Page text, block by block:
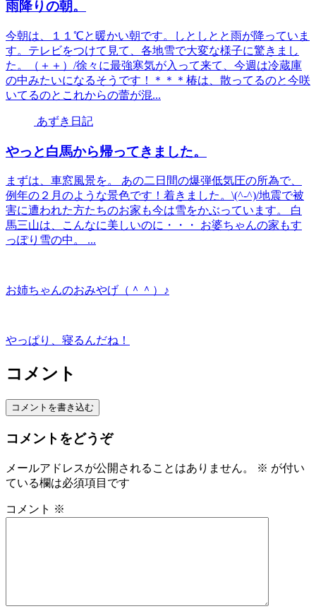
雨降りの朝。
今朝は、１１℃と暖かい朝です。しとしとと雨が降っていま
す。テレビをつけて見て、各地雪で大変な様子に驚きまし
た。（＋＋）/徐々に最強寒気が入って来て、今週は冷蔵庫
の中みたいになるそうです！＊＊＊椿は、散ってるのと今咲
いてるのとこれからの蕾が混...
あずき日記
やっと白馬から帰ってきました。
まずは、車窓風景を。 あの二日間の爆弾低気圧の所為で、
例年の２月のような景色です！着きました。\(^-^)/地震で被
害に遭われた方たちのお家も今は雪をかぶっています。 白
馬三山は、こんなに美しいのに・・・ お婆ちゃんの家もす
っぽり雪の中。 ...
お姉ちゃんのおみやげ（＾＾）♪
やっぱり、寝るんだね！
コメント
コメントを書き込む
コメントをどうぞ
メールアドレスが公開されることはありません。 ※ が付い
ている欄は必須項目です
コメント ※